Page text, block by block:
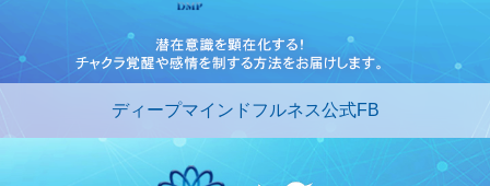
ディープマインドフルネス公式FB